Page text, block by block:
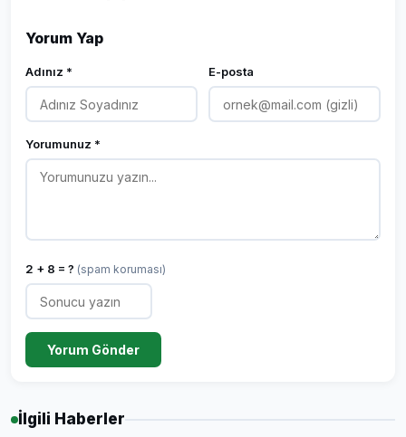
Yorum Yap
Adınız * E-posta
Yorumunuz *
2 + 8 = ? (spam koruması)
Yorum Gönder
İlgili Haberler